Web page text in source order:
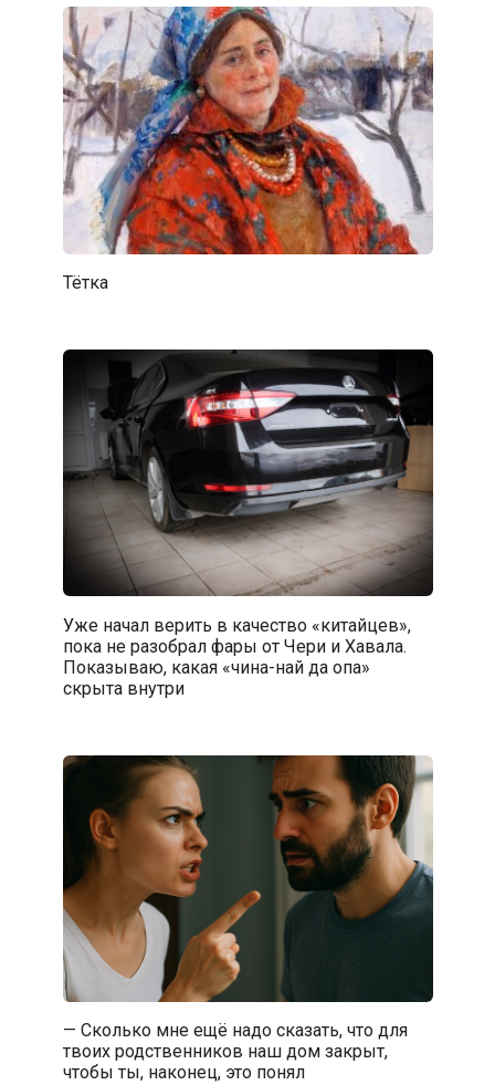
Тётка
Уже начал верить в качество «китайцев»,
пока не разобрал фары от Чери и Хавала.
Показываю, какая «чина-най да опа»
скрыта внутри
— Сколько мне ещё надо сказать, что для
твоих родственников наш дом закрыт,
чтобы ты, наконец, это понял